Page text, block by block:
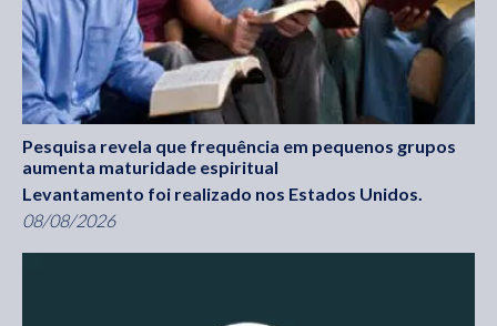
Pesquisa revela que frequência em pequenos grupos
aumenta maturidade espiritual
Levantamento foi realizado nos Estados Unidos.
08/08/2026